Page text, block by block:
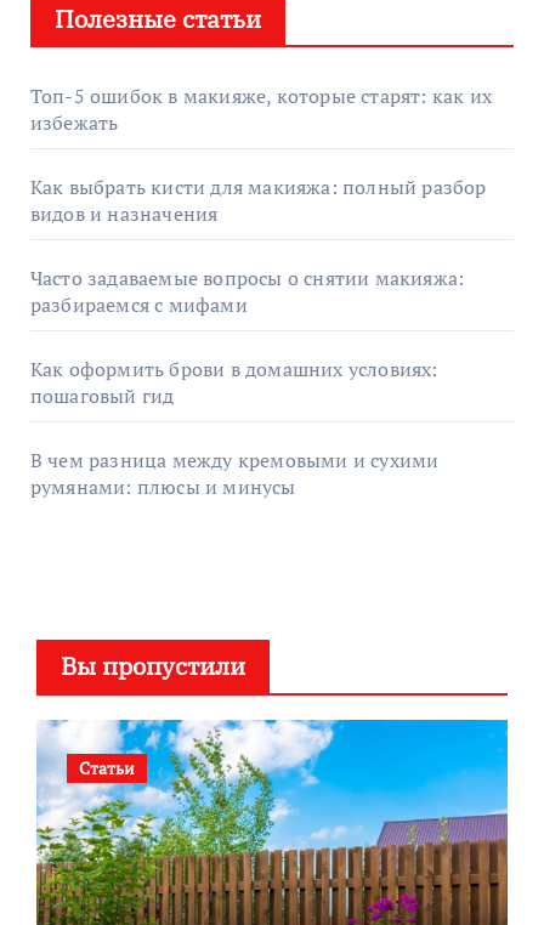
Полезные статьи
Топ-5 ошибок в макияже, которые старят: как их
избежать
Как выбрать кисти для макияжа: полный разбор
видов и назначения
Часто задаваемые вопросы о снятии макияжа:
разбираемся с мифами
Как оформить брови в домашних условиях:
пошаговый гид
В чем разница между кремовыми и сухими
румянами: плюсы и минусы
Вы пропустили
Статьи